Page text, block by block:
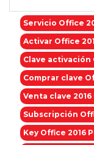
Servicio Office
Activar Office
Clave activación
Comprar clave
Venta clave
Subscripción
Key Office 2016